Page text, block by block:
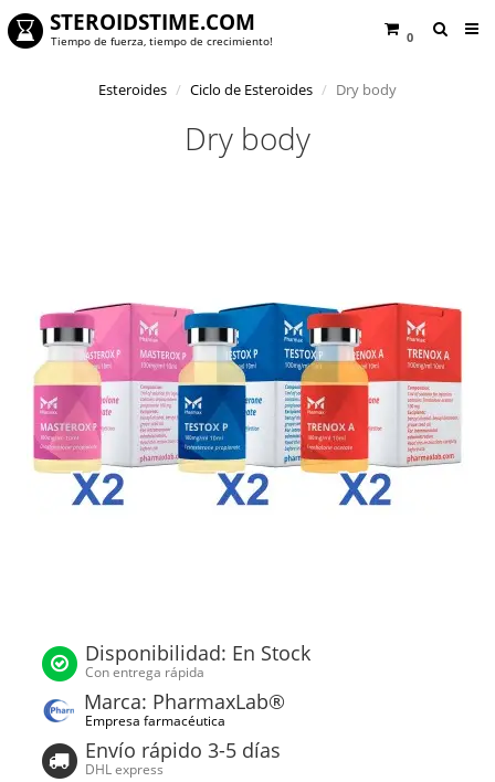
0
STEROIDSTIME.COM
Tiempo de fuerza, tiempo de crecimiento!
Esteroides Ciclo de Esteroides Dry body
Dry body
Disponibilidad: En Stock
Con entrega rápida
Marca: PharmaxLab®
Empresa farmacéutica
Envío rápido 3-5 días
DHL express